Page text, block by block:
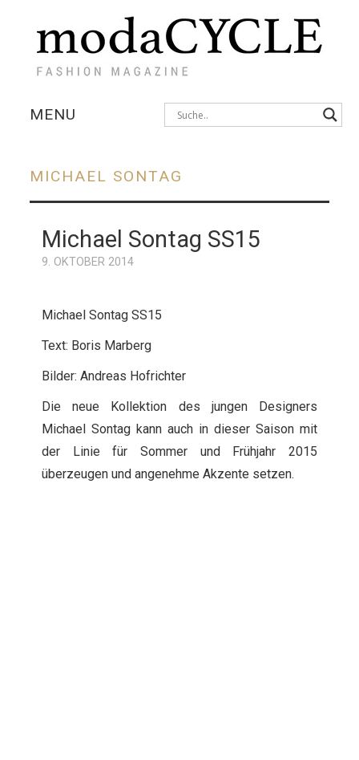
MENU
FOTOSTRECKEN
MICHAEL SONTAG
Michael Sontag SS15
9. OKTOBER 2014
Michael Sontag SS15
Text: Boris Marberg
Bilder: Andreas Hofrichter
Die neue Kollektion des jungen Designers
Michael Sontag kann auch in dieser Saison mit
der Linie für Sommer und Frühjahr 2015
überzeugen und angenehme Akzente setzen.